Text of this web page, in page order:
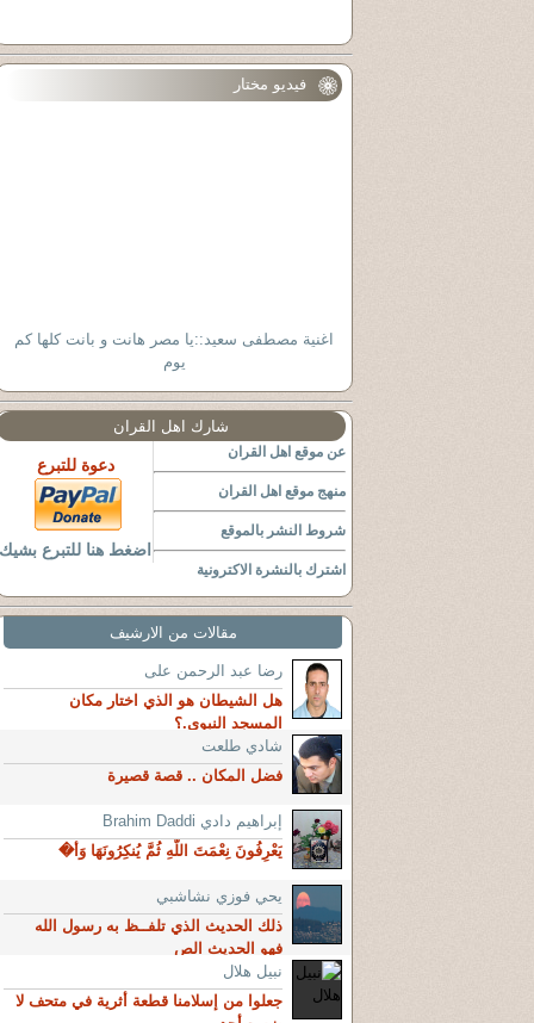
فيديو مختار
اغنية مصطفى سعيد::يا مصر هانت و بانت كلها كم
يوم
شارك اهل القران
عن موقع اهل القران
منهج موقع اهل القران
شروط النشر بالموقع
اشترك بالنشرة الاكترونية
دعوة للتبرع
اضغط هنا للتبرع بشيك
مقالات من الارشيف
رضا عبد الرحمن على
هل الشيطان هو الذي اختار مكان
المسجد النبوي.؟
شادي طلعت
فضل المكان .. قصة قصيرة
إبراهيم دادي Brahim Daddi
يَعْرِفُونَ نِعْمَتَ اللَّهِ ثُمَّ يُنكِرُونَهَا وَأ�
يحي فوزي نشاشبي
ذلك الحديث الذي تلفــظ به رسول الله
فهو الحديث الص
نبيل هلال
جعلوا من إسلامنا قطعة أثرية في متحف لا